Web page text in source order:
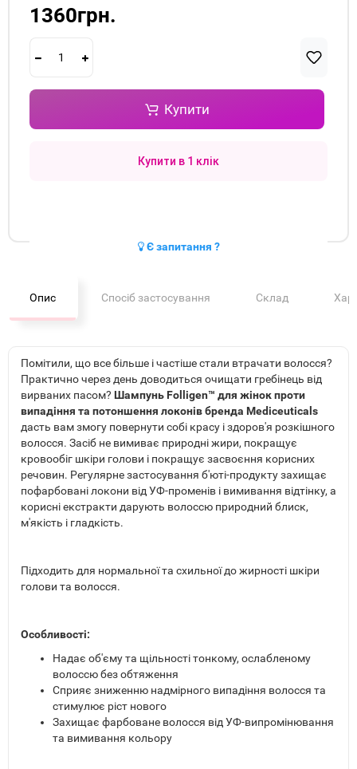
1360грн.
Купити
Купити в 1 клік
Є запитання ?
Опис Спосіб застосування Склад
Помітили, що все більше і частіше стали втрачати волосся?
Практично через день доводиться очищати гребінець від
вирваних пасом? Шампунь Folligen™ для жінок проти
випадіння та потоншення локонів бренда Mediceuticals
дасть вам змогу повернути собі красу і здоров'я розкішного
волосся. Засіб не вимиває природні жири, покращує
кровообіг шкіри голови і покращує засвоєння корисних
речовин. Регулярне застосування б'юті-продукту захищає
пофарбовані локони від УФ-променів і вимивання відтінку, а
корисні екстракти дарують волоссю природний блиск,
м'якість і гладкість.
Підходить для нормальної та схильної до жирності шкіри
голови та волосся.
Особливості:
Надає об'єму та щільності тонкому, ослабленому
волоссю без обтяження
Сприяє зниженню надмірного випадіння волосся та
стимулює ріст нового
Захищає фарбоване волосся від УФ-випромінювання
та вимивання кольору